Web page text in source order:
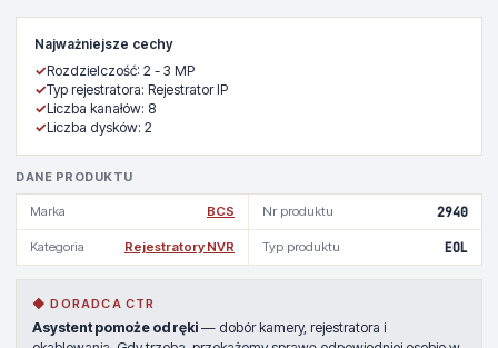
Najważniejsze cechy
✓Rozdzielczość: 2 - 3 MP
✓Typ rejestratora: Rejestrator IP
✓Liczba kanałów: 8
✓Liczba dysków: 2
DANE PRODUKTU
Marka BCS Nr produktu 2940
Kategoria Rejestratory NVR Typ produktu EOL
◆ DORADCA CTR
Asystent pomoże od ręki — dobór kamery, rejestratora i